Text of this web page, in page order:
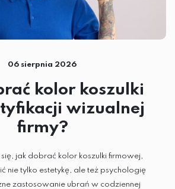
06 sierpnia 2026
kolor koszulki
wizualnej
firmy?
jak dobrać kolor koszulki firmowej,
nie tylko estetykę, ale też psychologię
zastosowanie ubrań w codziennej